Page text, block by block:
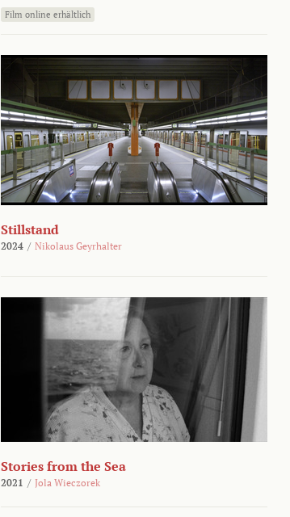
Film online erhältlich
Stillstand
2024 / Nikolaus Geyrhalter
Stories from the Sea
2021 / Jola Wieczorek